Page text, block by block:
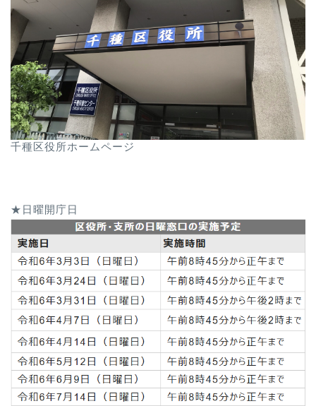
千種区役所ホームページ
★日曜開庁日